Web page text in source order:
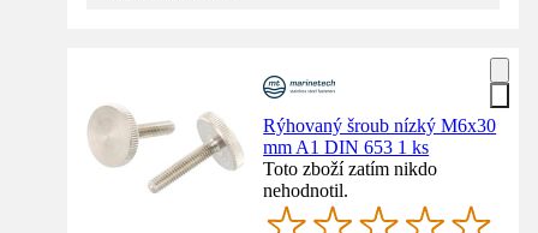
Rýhovaný šroub nízký M6x30
mm A1 DIN 653 1 ks
Toto zboží zatím nikdo
nehodnotil.